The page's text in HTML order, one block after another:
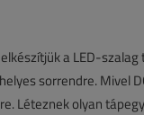
a LED-
sorrendre. Mivel
Léteznek olyan